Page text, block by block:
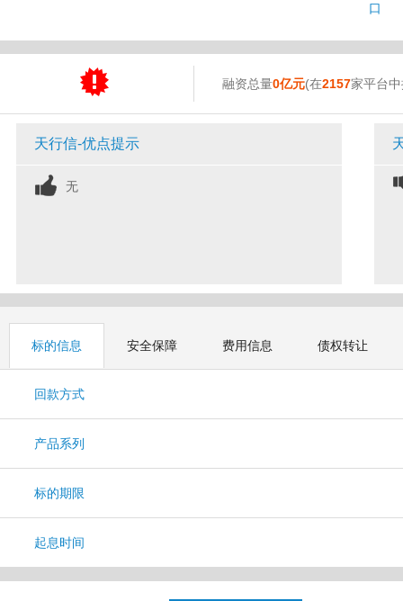
口
融资总量0亿元(在2157家平台
天行信-优点提示
无
标的信息 安全保障 费用信息 债权转让
回款方式
产品系列
标的期限
起息时间